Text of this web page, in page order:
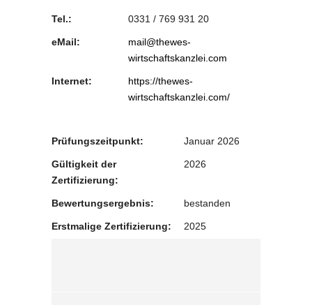
Tel.: 0331 / 769 931 20
eMail:
mail@thewes-
wirtschaftskanzlei.com
Internet:
https://thewes-
wirtschaftskanzlei.com/
Prüfungszeitpunkt: Januar 2026
Gültigkeit der
Zertifizierung:
2026
Bewertungsergebnis: bestanden
Erstmalige Zertifizierung: 2025